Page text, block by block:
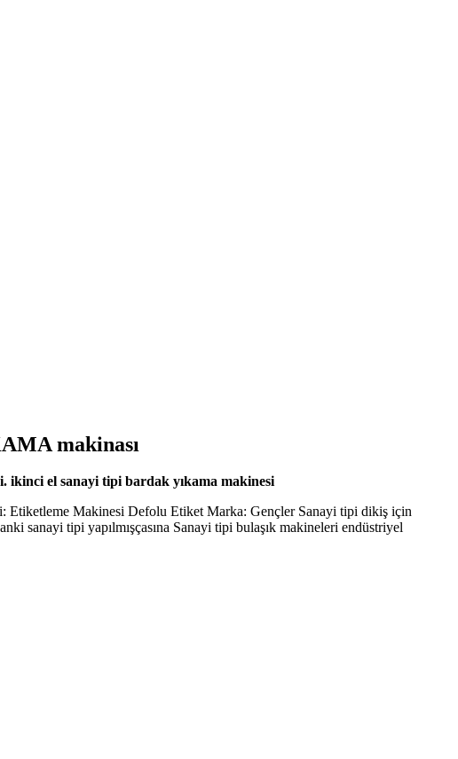
makinası
el sanayi tipi bardak yıkama makinesi
Makinesi Defolu Etiket Marka: Gençler Sanayi tipi dikiş için
sanayi tipi yapılmışçasına Sanayi tipi bulaşık makineleri endüstriyel